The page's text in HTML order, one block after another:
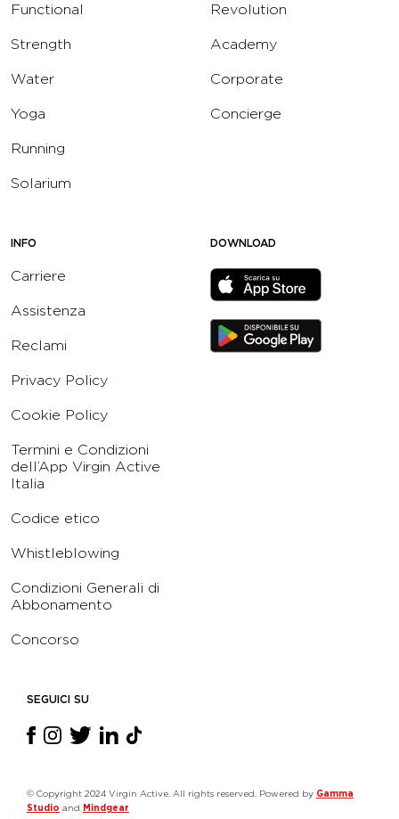
Functional
Strength
Water
Yoga
Running
Solarium
Revolution
Academy
Corporate
Concierge
INFO
Carriere
Assistenza
Reclami
Privacy Policy
Cookie Policy
Termini e Condizioni
dell’App Virgin Active
Italia
Codice etico
Whistleblowing
Condizioni Generali di
Abbonamento
Concorso
DOWNLOAD
SEGUICI SU
© Copyright 2024 Virgin Active. All rights reserved. Powered by Gamma
Studio and Mindgear